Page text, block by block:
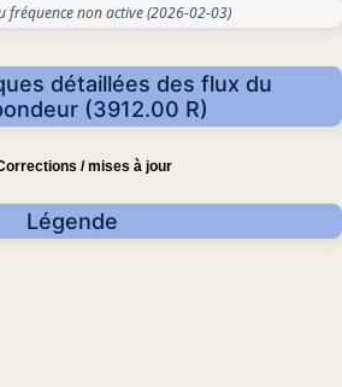
fréquence non active(2026-02-03)
détaillées des flux du
(3912.00 R)
/ mises à jour
Légende